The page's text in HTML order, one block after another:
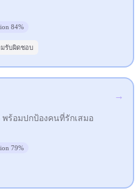
84%
รับผิดชอบ
ร้อมปกป้องคนที่รักเสมอ
79%
→